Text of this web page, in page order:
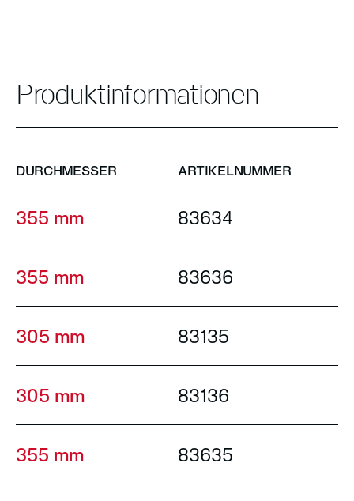
Produktinformationen
DURCHMESSER ARTIKELNUMMER
355 mm 83634
355 mm 83636
305 mm 83135
305 mm 83136
355 mm 83635